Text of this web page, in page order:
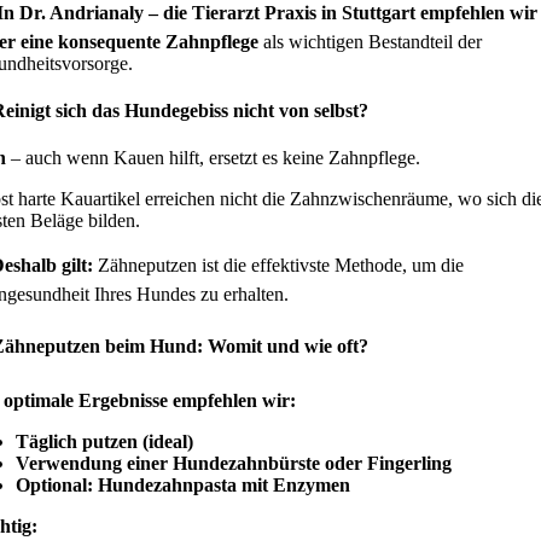
Dr. Andrianaly – die Tierarzt Praxis in Stuttgart empfehlen wir
eine konsequente Zahnpflege als wichtigen Bestandteil der
sich das Hundegebiss nicht von selbst?
– auch wenn Kauen hilft, ersetzt es keine Zahnpflege.
harte Kauartikel erreichen nicht die Zahnzwischenräume, wo sich
Beläge bilden.
gilt: Zähneputzen ist die effektivste Methode, um die
Ihres Hundes zu erhalten.
beim Hund: Womit und wie oft?
Ergebnisse empfehlen wir:
Täglich putzen (ideal)
Verwendung einer Hundezahnbürste oder Fingerling
Optional: Hundezahnpasta mit Enzymen